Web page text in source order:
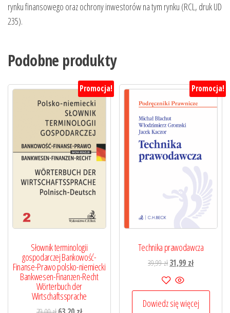
rynku finansowego oraz ochrony inwestorów na tym rynku (RCL, druk UD
235).
Podobne produkty
Promocja!
Słownik terminologii
gospodarczej Bankowość-
Finanse-Prawo polsko-niemiecki
Bankwesen-Finanzen-Recht
Wörterbuch der
Wirtschaftssprache
Promocja!
Technika prawodawcza
39,99złPierwotna
cena
wynosiła:
39,99 zł.
31,99 złAktualna
31,99 zł.
Dowiedz się więcej